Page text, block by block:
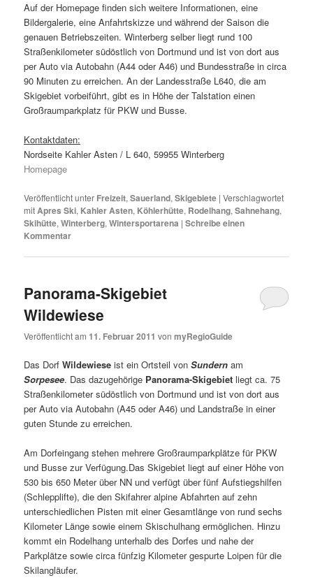
Auf der Homepage finden sich weitere Informationen, eine
Bildergalerie, eine Anfahrtskizze und während der Saison die
genauen Betriebszeiten. Winterberg selber liegt rund 100
Straßenkilometer südöstlich von Dortmund und ist von dort aus
per Auto via Autobahn (A44 oder A46) und Bundesstraße in circa
90 Minuten zu erreichen. An der Landesstraße L640, die am
Skigebiet vorbeiführt, gibt es in Höhe der Talstation einen
Großraumparkplatz für PKW und Busse.
Kontaktdaten:
Nordseite Kahler Asten / L 640, 59955 Winterberg
Homepage
Veröffentlicht unter Freizeit,Sauerland,Skigebiete |Verschlagwortet
mit Apres Ski, Kahler Asten, Köhlerhütte, Rodelhang,Sahnehang,
Skihütte,Winterberg,Wintersportarena |Schreibe einen
Kommentar
Panorama-Skigebiet
Wildewiese
Veröffentlicht am 11. Februar 2011 vonmyRegioGuide
Das DorfWildewiese ist ein Ortsteil vonSundern am
Sorpesee. Das dazugehörige Panorama-Skigebiet liegt ca. 75
Straßenkilometer südöstlich von Dortmund und ist von dort aus
per Auto via Autobahn (A45 oder A46) und Landstraße in einer
guten Stunde zu erreichen.
Am Dorfeingang stehen mehrere Großraumparkplätze für PKW
und Busse zur Verfügung.Das Skigebiet liegt auf einer Höhe von
530 bis 650 Meter über NN und verfügt über fünf Aufstiegshilfen
(Schlepplifte), die den Skifahrer alpine Abfahrten auf zehn
unterschiedlichen Pisten mit einer Gesamtlänge von rund sechs
Kilometer Länge sowie einem Skischulhang ermöglichen. Hinzu
kommt ein Rodelhang unterhalb des Dorfes und nahe der
Parkplätze sowie circa fünfzig Kilometer gespurte Loipen für die
Skilangläufer.